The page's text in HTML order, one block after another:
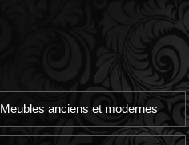
Meubles anciens et modernes